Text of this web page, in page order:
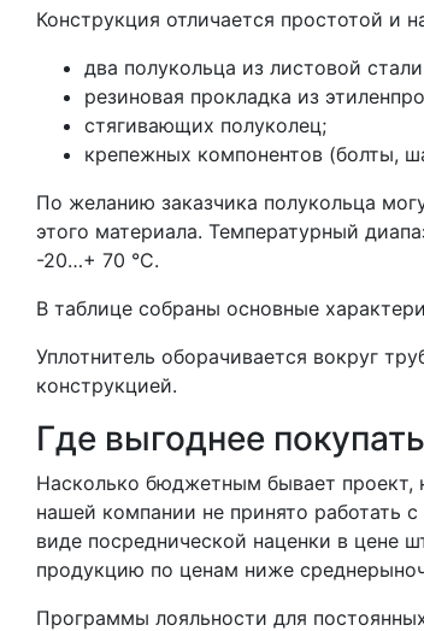
Конструкция отличается простотой и
два полукольца из листовой
резиновая прокладка из
стягивающих полуколец;
крепежных компонентов (болты,
По желанию заказчика полукольца
этого материала. Температурный
-20…+ 70 °С.
В таблице собраны основные
Уплотнитель оборачивается вокруг
конструкцией.
Где выгоднее
Насколько бюджетным бывает проект,
нашей компании не принято работать
виде посреднической наценки в цене
продукцию по ценам ниже
Программы лояльности для